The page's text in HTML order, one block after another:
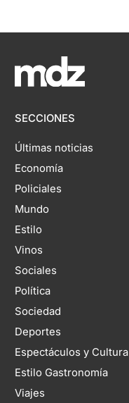
SECCIONES
Últimas noticias
Economía
Policiales
Mundo
Estilo
Vinos
Sociales
Política
Sociedad
Deportes
Espectáculos y Cultura
Estilo Gastronomía
Viajes